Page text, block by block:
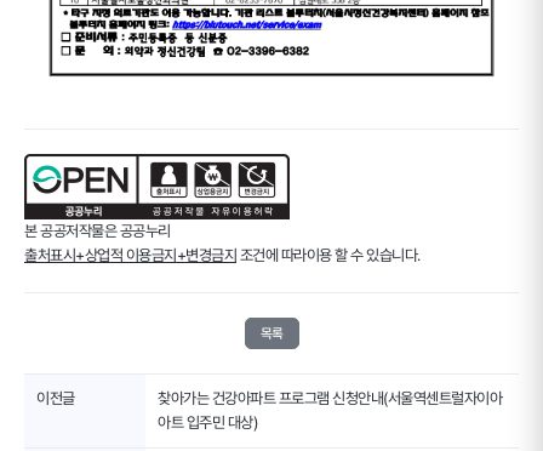
본 공공저작물은 공공누리
출처표시+상업적 이용금지+변경금지 조건에 따라이용 할 수 있습니다.
목록
이전글
찾아가는 건강아파트 프로그램 신청안내(서울역센트럴자이아
아트 입주민 대상)